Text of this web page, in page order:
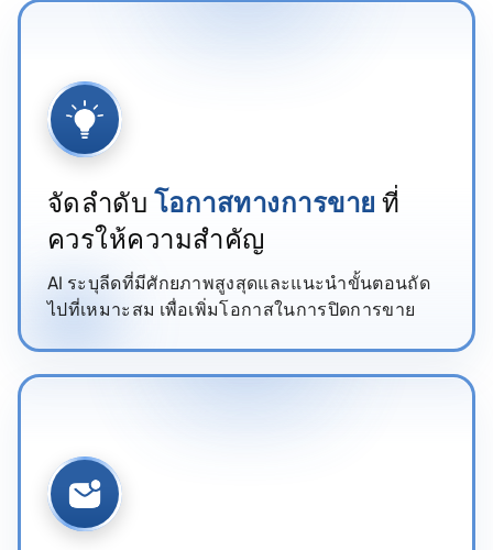
จัดลำดับ โอกาสทางการขาย ที่
ควรให้ความสำคัญ
AI ระบุลีดที่มีศักยภาพสูงสุดและแนะนำขั้นตอนถัด
ไปที่เหมาะสม เพื่อเพิ่มโอกาสในการปิดการขาย